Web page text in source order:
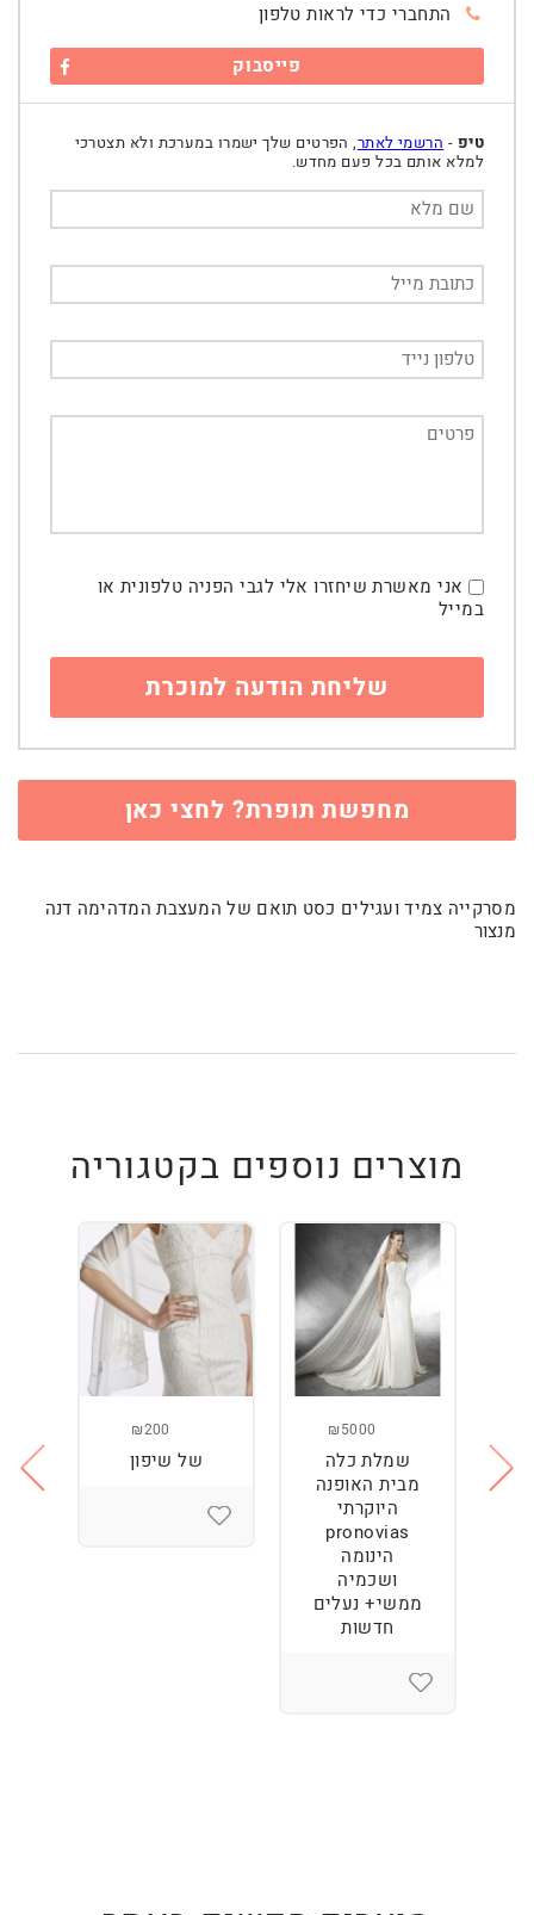
התחברי כדי לראות טלפון
פייסבוק
טיפ - הרשמי לאתר, הפרטים שלך ישמרו במערכת ולא תצטרכי
למלא אותם בכל פעם מחדש.
אני מאשרת שיחזרו אלי לגבי הפניה טלפונית או
במייל
מחפשת תופרת? לחצי כאן
מסרקייה צמיד ועגילים כסט תואם של המעצבת המדהימה דנה
מנצור
מוצרים נוספים בקטגוריה
₪5000
שמלת כלה
מבית האופנה
היוקרתי
pronovias
הינומה
ושכמיה
ממשי+ נעלים
חדשות
₪200
של שיפון